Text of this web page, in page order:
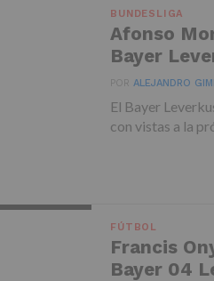
BUNDESLIGA
Afonso
Bayer
PORALEJANDRO
El Bayer
con vistas a la
FÚTBOL
Francis
Bayer 04